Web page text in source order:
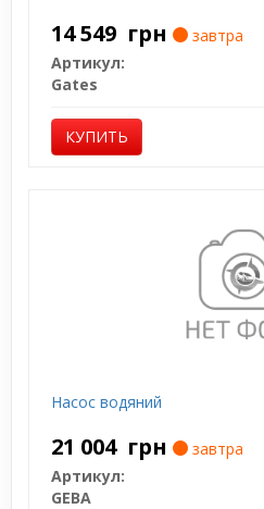
14 549 грн
завтра
Артикул:
Gates
КУПИТЬ
Насос водяний
21 004 грн
завтра
Артикул:
GEBA